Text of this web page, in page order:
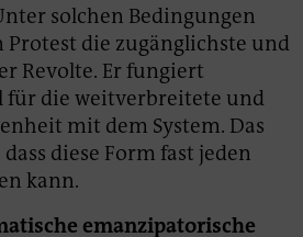
solchen Bedingungen
die zugänglichste und
Revolte. Er fungiert
für die weitverbreitete und
mit dem System. Das
diese Form fast jeden
kann.
emanzipatorische